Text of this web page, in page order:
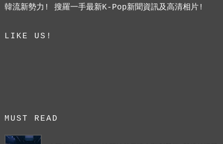
韓流新勢力! 搜羅一手最新K-Pop新聞資訊及高清相片!
LIKE US!
MUST READ